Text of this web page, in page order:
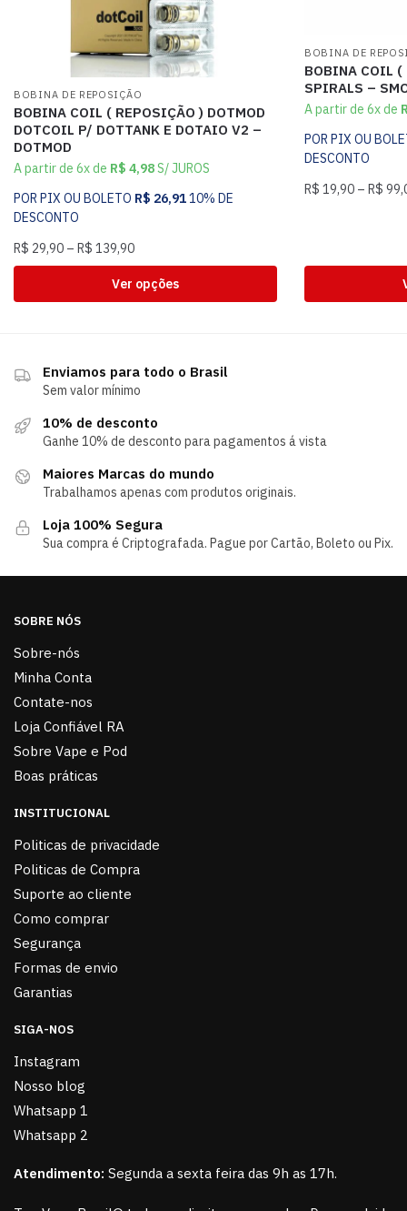
BOBINA DE REPOSIÇÃO
BOBINA COIL ( REPOSIÇÃO ) DOTMOD
DOTCOIL P/ DOTTANK E DOTAIO V2 –
DOTMOD
A partir de 6x de R$ 4,98S/ JUROS
POR PIX OU BOLETO R$ 26,9110% DE
DESCONTO
R$ 29,90 – R$ 139,90
Ver opções
BOBINA DE
BOBINA COIL (
SPIRALS –
A partir de 6x de
POR PIX OU
DESCONTO
R$ 19,90 – R$
Enviamos para todo o Brasil
Sem valor mínimo
10% de desconto
Ganhe 10% de desconto para pagamentos á vista
Maiores Marcas do mundo
Trabalhamos apenas com produtos originais.
Loja 100% Segura
Sua compra é Criptografada. Pague por Cartão, Boleto ou Pix.
SOBRE NÓS
Sobre-nós
Minha Conta
Contate-nos
Loja Confiável RA
Sobre Vape e Pod
Boas práticas
INSTITUCIONAL
Politicas de privacidade
Politicas de Compra
Suporte ao cliente
Como comprar
Segurança
Formas de envio
Garantias
SIGA-NOS
Instagram
Nosso blog
Whatsapp 1
Whatsapp 2
Atendimento: Segunda a sexta feira das 9h as 17h.